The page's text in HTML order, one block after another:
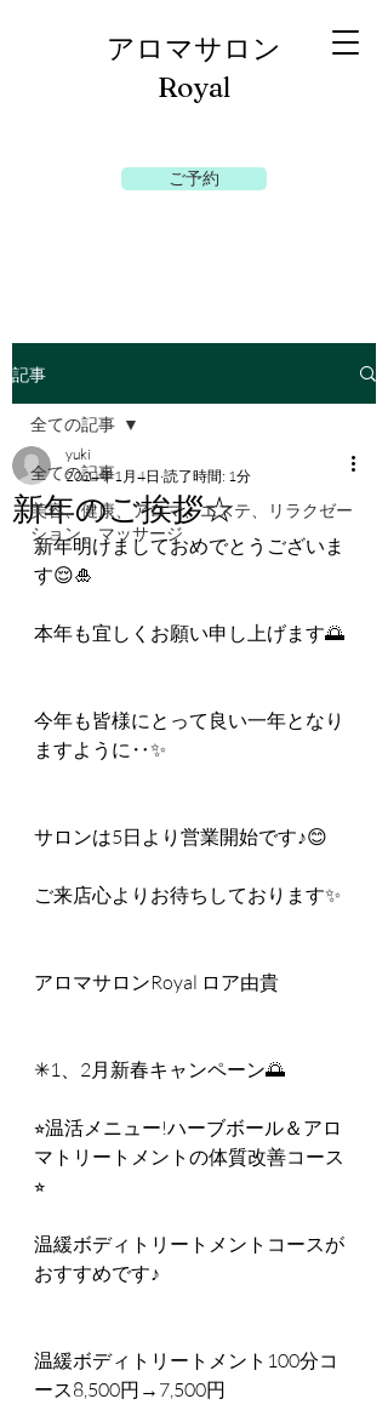
​アロマサロン
Royal
ご予約
記事
全ての記事
美容、健康、アロマ、エステ、リラクゼー
ション、マッサージ
全ての記事
新年のご挨拶☆
yuki
2024年1月4日 読了時間: 1分
新年明けましておめでとうございま
す😌🎍
本年も宜しくお願い申し上げます🌅
今年も皆様にとって良い一年となり
ますように‥✨
サロンは5日より営業開始です♪😊
ご来店心よりお待ちしております✨
アロマサロンRoyal ロア由貴
✳︎1、2月新春キャンペーン🌅
⭐︎温活メニュー!ハーブボール＆アロ
マトリートメントの体質改善コース
⭐︎
温緩ボディトリートメントコースが
おすすめです♪
温緩ボディトリートメント100分コ
ース8,500円→7,500円